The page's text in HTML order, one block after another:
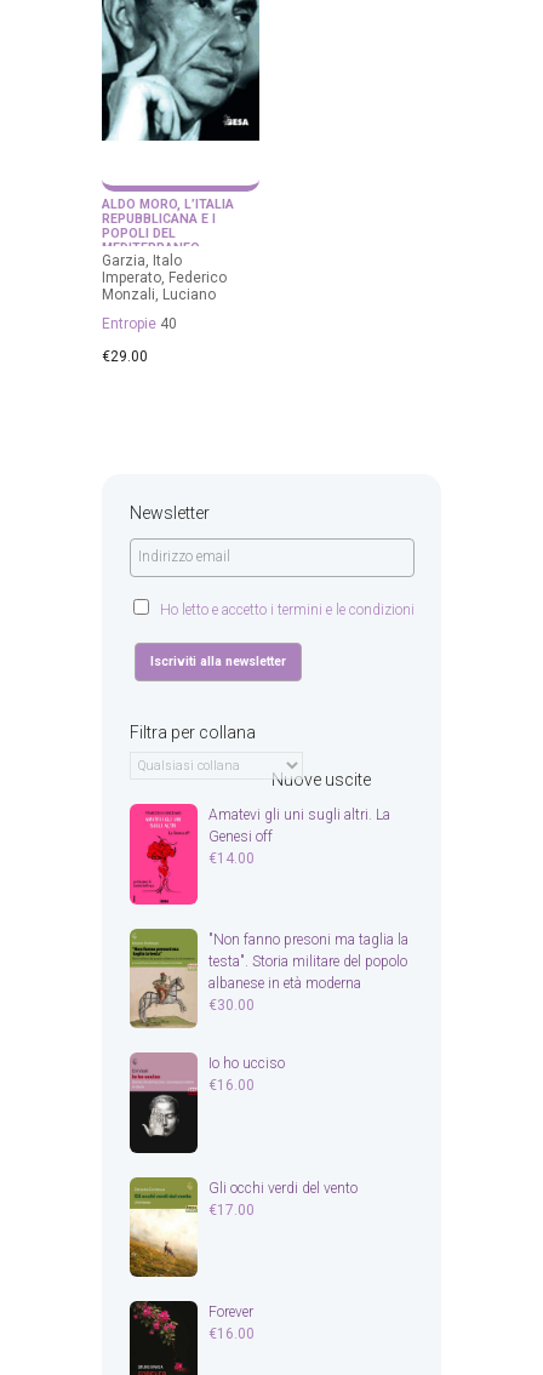
ALDO MORO, L’ITALIA
REPUBBLICANA E I
POPOLI DEL
MEDITERRANEO
Garzia, Italo
Imperato, Federico
Monzali, Luciano
Entropie 40
€29.00
Newsletter
Ho letto e accetto i termini e le condizioni
Filtra per collana
Nuove uscite
Amatevi gli uni sugli altri. La
Genesi off
€14.00
"Non fanno presoni ma taglia la
testa". Storia militare del popolo
albanese in età moderna
€30.00
Io ho ucciso
€16.00
Gli occhi verdi del vento
€17.00
Forever
€16.00